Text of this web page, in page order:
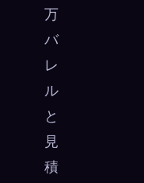
万
バ
レ
ル
と
見
積